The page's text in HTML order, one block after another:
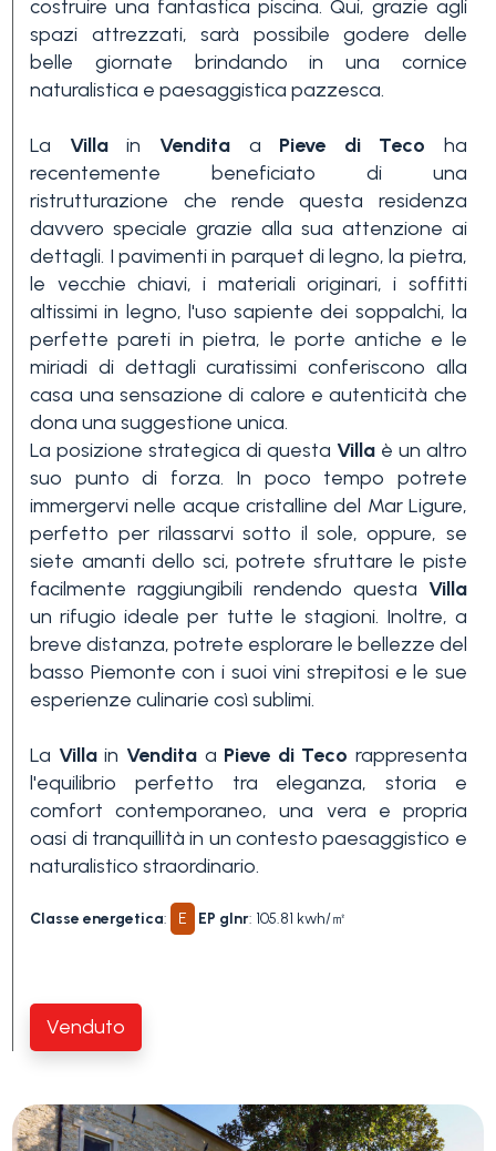
costruire una fantastica piscina. Qui, grazie agli
spazi attrezzati, sarà possibile godere delle
belle giornate brindando in una cornice
naturalistica e paesaggistica pazzesca.
La Villain Venditaa Pieve di Teco ha
recentemente beneficiato di una
ristrutturazione che rende questa residenza
davvero speciale grazie alla sua attenzione ai
dettagli. I pavimenti in parquet di legno, la pietra,
le vecchie chiavi, i materiali originari, i soffitti
altissimi in legno, l'uso sapiente dei soppalchi, la
perfette pareti in pietra, le porte antiche e le
miriadi di dettagli curatissimi conferiscono alla
casa una sensazione di calore e autenticità che
dona una suggestione unica.
La posizione strategica di questa Villaè un altro
suo punto di forza. In poco tempo potrete
immergervi nelle acque cristalline del Mar Ligure,
perfetto per rilassarvi sotto il sole, oppure, se
siete amanti dello sci, potrete sfruttare le piste
facilmente raggiungibili rendendo questa Villa
un rifugio ideale per tutte le stagioni. Inoltre, a
breve distanza, potrete esplorare le bellezze del
basso Piemonte con i suoi vini strepitosi e le sue
esperienze culinarie così sublimi.
La Villain Venditaa Pieve di Teco rappresenta
l'equilibrio perfetto tra eleganza, storia e
comfort contemporaneo, una vera e propria
oasi di tranquillità in un contesto paesaggistico e
naturalistico straordinario.
Classe energetica: E EP glnr: 105.81 kwh/㎡
Venduto
Balcone/Terrazzo
Ascensore
Piscina
Vista mare